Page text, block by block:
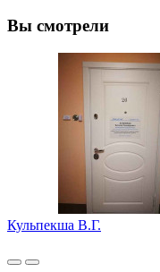
Вы смотрели
Кульпекша В.Г.